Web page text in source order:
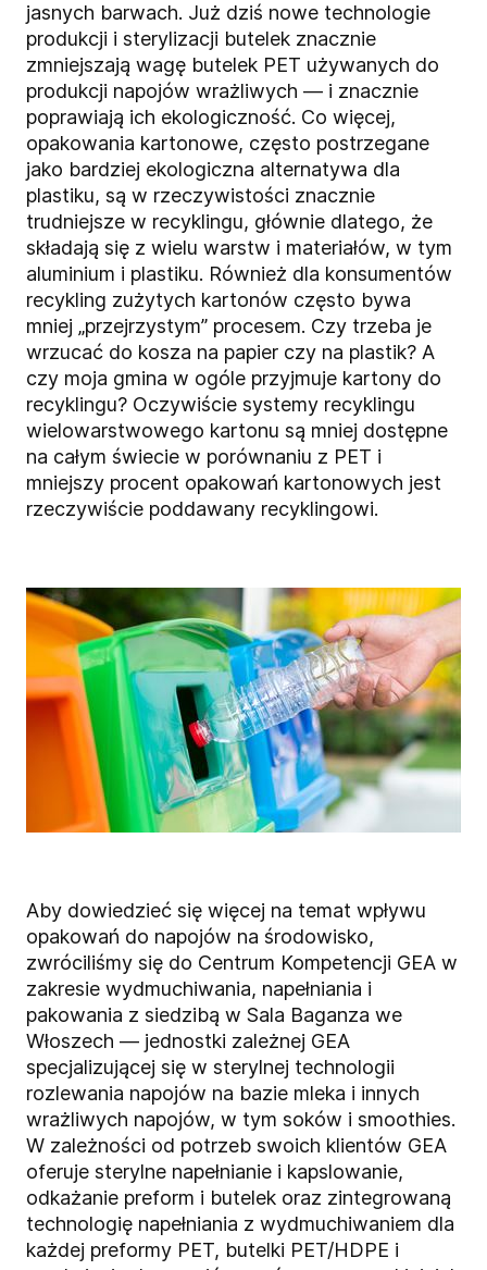
jasnych barwach. Już dziś nowe technologie
produkcji i sterylizacji butelek znacznie
zmniejszają wagę butelek PET używanych do
produkcji napojów wrażliwych — i znacznie
poprawiają ich ekologiczność. Co więcej,
opakowania kartonowe, często postrzegane
jako bardziej ekologiczna alternatywa dla
plastiku, są w rzeczywistości znacznie
trudniejsze w recyklingu, głównie dlatego, że
składają się z wielu warstw i materiałów, w tym
aluminium i plastiku. Również dla konsumentów
recykling zużytych kartonów często bywa
mniej „przejrzystym” procesem. Czy trzeba je
wrzucać do kosza na papier czy na plastik? A
czy moja gmina w ogóle przyjmuje kartony do
recyklingu? Oczywiście systemy recyklingu
wielowarstwowego kartonu są mniej dostępne
na całym świecie w porównaniu z PET i
mniejszy procent opakowań kartonowych jest
rzeczywiście poddawany recyklingowi.
Aby dowiedzieć się więcej na temat wpływu
opakowań do napojów na środowisko,
zwróciliśmy się do Centrum Kompetencji GEA w
zakresie wydmuchiwania, napełniania i
pakowania z siedzibą w Sala Baganza we
Włoszech — jednostki zależnej GEA
specjalizującej się w sterylnej technologii
rozlewania napojów na bazie mleka i innych
wrażliwych napojów, w tym soków i smoothies.
W zależności od potrzeb swoich klientów GEA
oferuje sterylne napełnianie i kapslowanie,
odkażanie preform i butelek oraz zintegrowaną
technologię napełniania z wydmuchiwaniem dla
każdej preformy PET, butelki PET/HDPE i